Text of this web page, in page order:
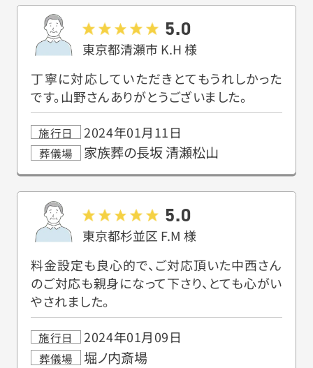
東京都清瀬市 K.H様
5.0
施行日 2024年01月11日
丁寧に対応していただきとてもうれしかった
です。山野さんありがとうございました。
葬儀場 家族葬の長坂 清瀬松山
東京都杉並区 F.M様
5.0
施行日 2024年01月09日
料金設定も良心的で、ご対応頂いた中西さん
のご対応も親身になって下さり、とても心がい
やされました。
葬儀場 堀ノ内斎場